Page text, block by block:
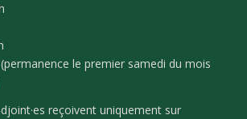
le premier samedi du mois
reçoivent uniquement sur